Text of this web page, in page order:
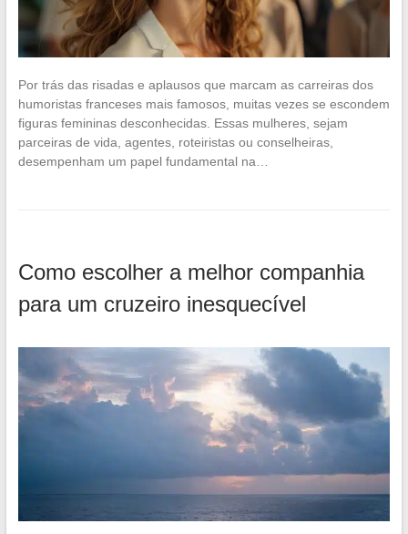
Por trás das risadas e aplausos que marcam as carreiras dos
humoristas franceses mais famosos, muitas vezes se escondem
figuras femininas desconhecidas. Essas mulheres, sejam
parceiras de vida, agentes, roteiristas ou conselheiras,
desempenham um papel fundamental na…
Como escolher a melhor companhia
para um cruzeiro inesquecível